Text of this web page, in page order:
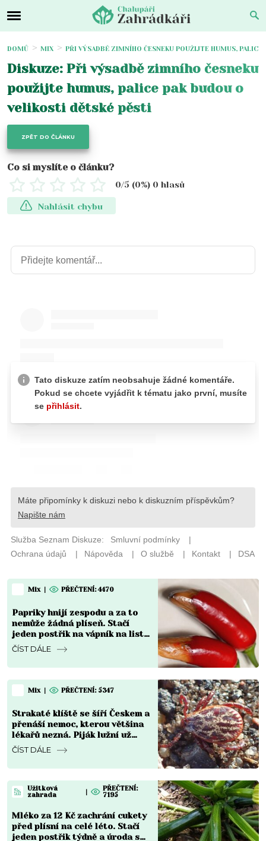
DOMŮ MIX PŘI VÝSADBĚ ZIMNÍHO ČESNEKU POUŽIJTE HUMUS,
Diskuze: Při výsadbě zimního česneku
použijte humus, palice pak budou o
velikosti dětské pěsti
ZPĚT DO ČLÁNKU
Co si myslíte o článku?
0/5 (0%) 0 hlasů
Nahlásit chybu
Mix | PŘEČTENÍ: 4470
Papriky hnijí zespodu a za to
nemůže žádná plíseň. Stačí
jeden postřik na vápník na list
a plody se vzpamatují do týdne
ČÍST DÁLE
Mix | PŘEČTENÍ: 5347
Strakaté klíště se šíří Českem a
přenáší nemoc, kterou většina
lékařů nezná. Piják lužní už
není jen na Moravě
ČÍST DÁLE
Užitková
zahrada
|
PŘEČTENÍ:
7195
Mléko za 12 Kč zachrání cukety
před plísní na celé léto. Stačí
jeden postřik týdně a úroda se